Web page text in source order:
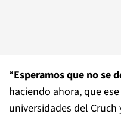
“Esperamos que no se
haciendo ahora, que
universidades del